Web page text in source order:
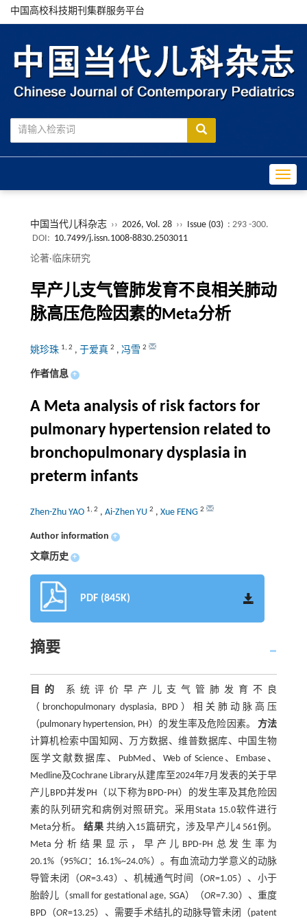
中国高校科技期刊集群服务平台
中国当代儿科杂志 ›› 2026, Vol. 28 ›› Issue (03) : 293 -300.
DOI: 10.7499/j.issn.1008-8830.2503011
论著·临床研究
早产儿支气管肺发育不良相关肺动
脉高压危险因素的Meta分析
姚珍珠 1, 2 , 于爱真 2 , 冯雪 2
作者信息 +
A Meta analysis of risk factors for
pulmonary hypertension related to
bronchopulmonary dysplasia in
preterm infants
Zhen-Zhu YAO 1, 2 , Ai-Zhen YU 2 , Xue FENG 2
Author information +
文章历史 +
PDF (845K)
摘要
目的
系统评价早产儿支气管肺发育不良
（bronchopulmonary dysplasia, BPD）相关肺动脉高压
（pulmonary hypertension, PH）的发生率及危险因素。 方法
计算机检索中国知网、万方数据、维普数据库、中国生物
医学文献数据库、PubMed、Web of Science、Embase、
Medline及Cochrane Library从建库至2024年7月发表的关于早
产儿BPD并发PH（以下称为BPD⁃PH）的发生率及其危险因
素的队列研究和病例对照研究。采用Stata 15.0软件进行
Meta分析。结果 共纳入15篇研究，涉及早产儿4 561例。
Meta分析结果显示，早产儿BPD⁃PH总发生率为
20.1%（95%CI ：16.1%~24.0%）。有血流动力学意义的动脉
导管未闭（OR=3.43）、机械通气时间（OR=1.05）、小于
胎龄儿（small for gestational age, SGA）（OR=7.30）、重度
BPD（OR=13.25）、需要手术结扎的动脉导管未闭（patent